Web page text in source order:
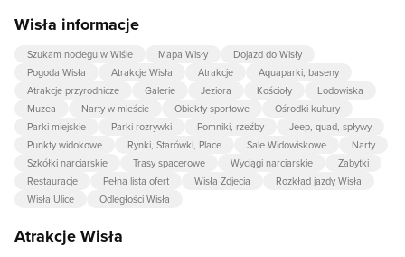
Wisła informacje
Szukam noclegu w Wiśle Mapa Wisły
Dojazd do Wisły
Pogoda Wisła
Atrakcje Wisła Atrakcje
Aquaparki, baseny
Atrakcje przyrodnicze
Galerie Jeziora Kościoły
Lodowiska
Muzea
Narty w mieście Obiekty sportowe
Ośrodki kultury
Parki miejskie
Parki rozrywki Pomniki, rzeźby
Jeep, quad, spływy
Punkty widokowe
Rynki, Starówki, Place Sale Widowiskowe
Narty
Szkółki narciarskie
Trasy spacerowe Wyciągi narciarskie
Zabytki
Restauracje
Pełna lista ofert Wisła Zdjecia
Rozkład jazdy Wisła
Wisła Ulice
Odległości Wisła
Atrakcje Wisła